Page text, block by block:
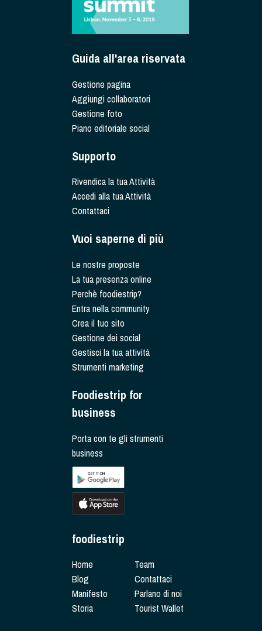
Guida all'area riservata
Gestione pagina
Aggiungi collaboratori
Gestione foto
Piano editoriale social
Supporto
Rivendica la tua Attività
Accedi alla tua Attività
Contattaci
Vuoi saperne di più
Le nostre proposte
La tua presenza online
Perchè foodiestrip?
Entra nella community
Crea il tuo sito
Gestione dei social
Gestisci la tua attività
Strumenti marketing
Foodiestrip for
business
Porta con te gli strumenti
business
foodiestrip
Home
Blog
Manifesto
Storia
Team
Contattaci
Parlano di noi
Tourist Wallet